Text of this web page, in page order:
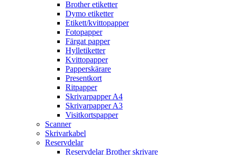
Brother etiketter
Dymo etiketter
Etikett/kvittopapper
Fotopapper
Färgat papper
Hylletiketter
Kvittopapper
Papperskärare
Presentkort
Ritpapper
Skrivarpapper A4
Skrivarpapper A3
Visitkortspapper
Scanner
Skrivarkabel
Reservdelar
Reservdelar Brother skrivare